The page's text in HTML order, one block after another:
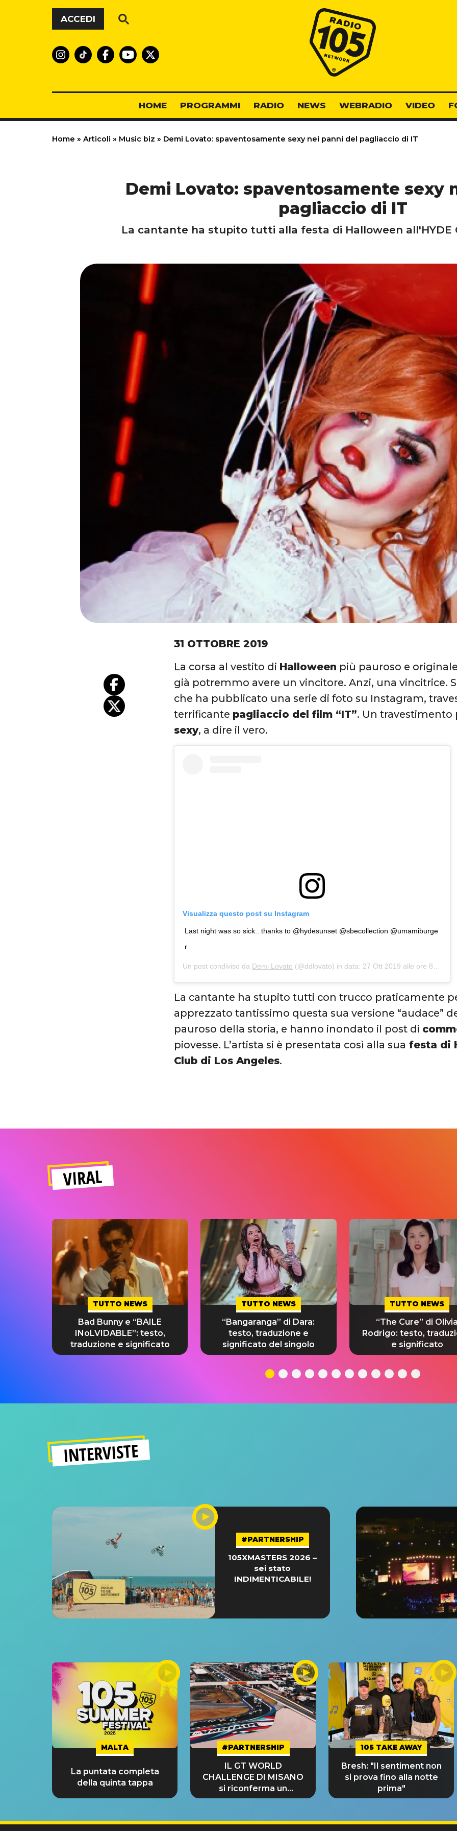
Vai al contenuto
ACCEDI
Radio 105
HOME PROGRAMMI RADIO NEWS WEBRADIO VIDEO
Home » Articoli » Music biz » Demi Lovato: spaventosamente sexy nei panni del pagliaccio di IT
Demi Lovato: spaventosamente sexy
pagliaccio di IT
La cantante ha stupito tutti alla festa di Halloween all'HYDE
31 OTTOBRE 2019
La corsa al vestito di Halloween più pauroso e
già potremmo avere un vincitore. Anzi, una vincitrice.
che ha pubblicato una serie di foto su Instagram,
terrificante pagliaccio del film “IT”. Un
sexy, a dire il vero.
Visualizza questo post su Instagram
Last night was so sick.. thanks to @hydesunset @sbecollection @umamiburge
r
Un post condiviso da Demi Lovato (@ddlovato) in data: 27 Ott 2019 alle ore 8:15 PDT
La cantante ha stupito tutti con trucco praticamente
apprezzato tantissimo questa sua versione “audace”
pauroso della storia, e hanno inondato il post di
piovesse. L’artista si è presentata così alla sua festa di
Club di Los Angeles.
VIRAL
TUTTO NEWS
Bad Bunny e “BAILE
INoLVIDABLE”: testo,
traduzione e significato
TUTTO NEWS
“Bangaranga” di Dara:
testo, traduzione e
significato del singolo
TUTTO NEWS
“The Cure” di Olivia
Rodrigo: testo,
e significato
INTERVISTE
#PARTNERSHIP
105XMASTERS 2026 –
sei stato
INDIMENTICABILE!
MALTA
La puntata completa
della quinta tappa
#PARTNERSHIP
IL GT WORLD
CHALLENGE DI MISANO
si riconferma un
GRANDE SUCCESSO!
105 TAKE AWAY
Bresh: "Il sentiment non
si prova fino alla notte
prima"